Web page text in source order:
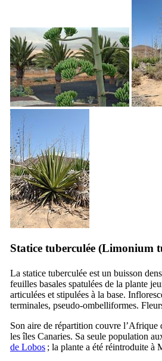
Statice tuberculée (Limonium
La statice tuberculée est un buisson
feuilles basales spatulées de la plante
articulées et stipulées à la base.
terminales, pseudo-ombelliformes.
Son aire de répartition couvre l’Afrique
les îles Canaries. Sa seule population
de Lobos ; la plante a été réintroduite à